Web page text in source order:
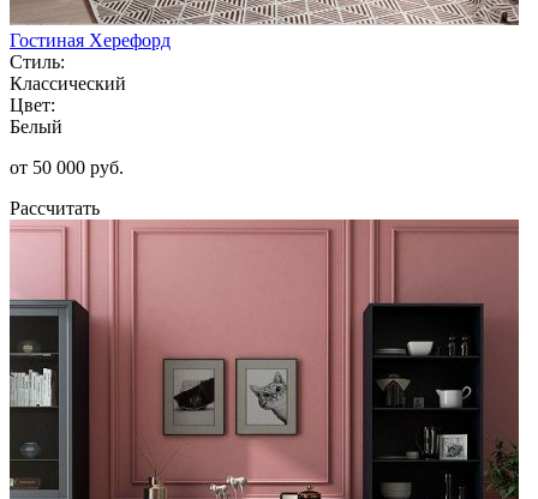
Гостиная Херефорд
Стиль:
Классический
Цвет:
Белый
от 50 000 руб.
Рассчитать